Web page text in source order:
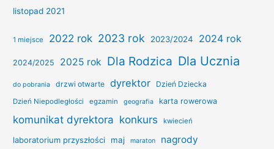
listopad 2021
1 miejsce 2022 rok 2023 rok 2023/2024 2024 rok
2024/2025 2025 rok Dla Rodzica Dla Ucznia
do pobrania drzwi otwarte dyrektor Dzień Dziecka
Dzień Niepodległości egzamin geografia karta rowerowa
komunikat dyrektora konkurs kwiecień
laboratorium przyszłości maj maraton nagrody